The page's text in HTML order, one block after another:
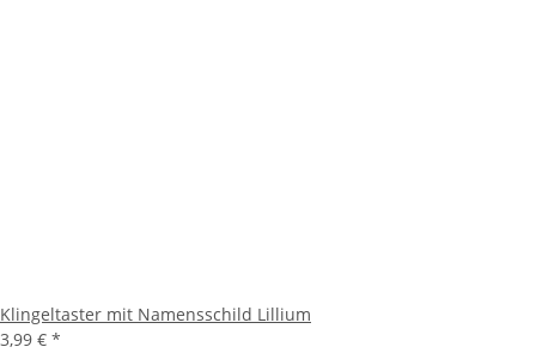
Klingeltaster mit Namensschild Lillium
3,99 € *